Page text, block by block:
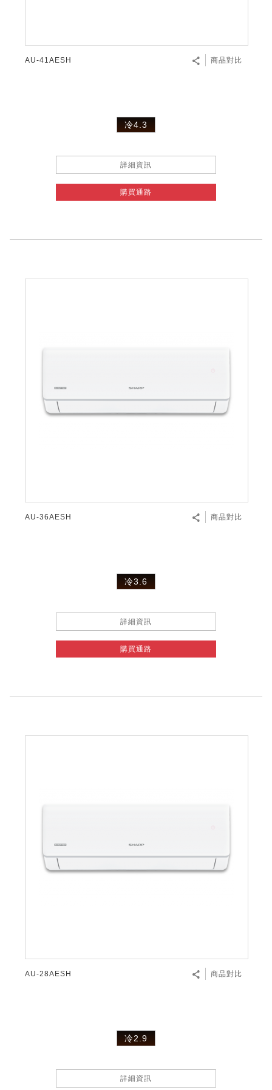
AU-41AESH 商品對比
冷4.3
詳細資訊
購買通路
AU-36AESH 商品對比
冷3.6
詳細資訊
購買通路
AU-28AESH 商品對比
冷2.9
詳細資訊